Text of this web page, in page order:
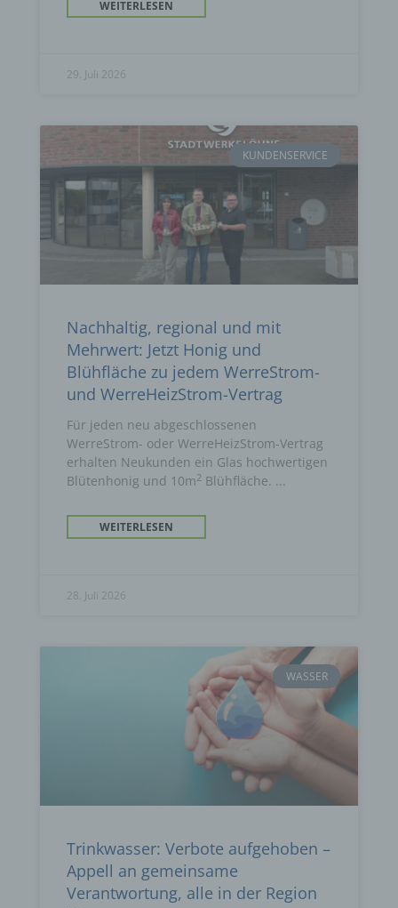
WEITERLESEN
29. Juli 2026
KUNDENSERVICE
Nachhaltig, regional und mit
Mehrwert: Jetzt Honig und
Blühfläche zu jedem WerreStrom-
und WerreHeizStrom-Vertrag
Für jeden neu abgeschlossenen
WerreStrom- oder WerreHeizStrom-Vertrag
erhalten Neukunden ein Glas hochwertigen
Blütenhonig und 10m2 Blühfläche.
WEITERLESEN
28. Juli 2026
WASSER
Trinkwasser: Verbote aufgehoben –
Appell an gemeinsame
Verantwortung, alle in der Region